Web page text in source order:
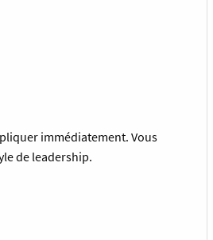
immédiatement. Vous
de leadership.